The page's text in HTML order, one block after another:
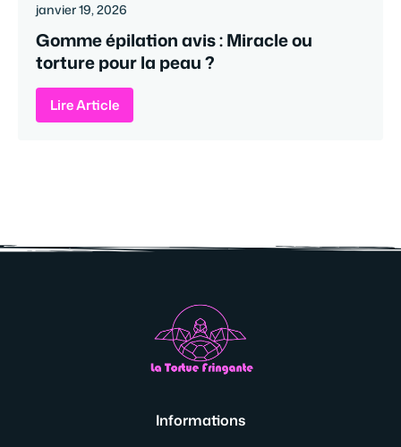
janvier 19, 2026
Gomme épilation avis : Miracle ou
torture pour la peau ?
Lire Article
Informations